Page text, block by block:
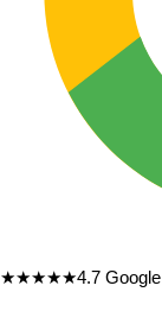
★★★★★4.7 Google